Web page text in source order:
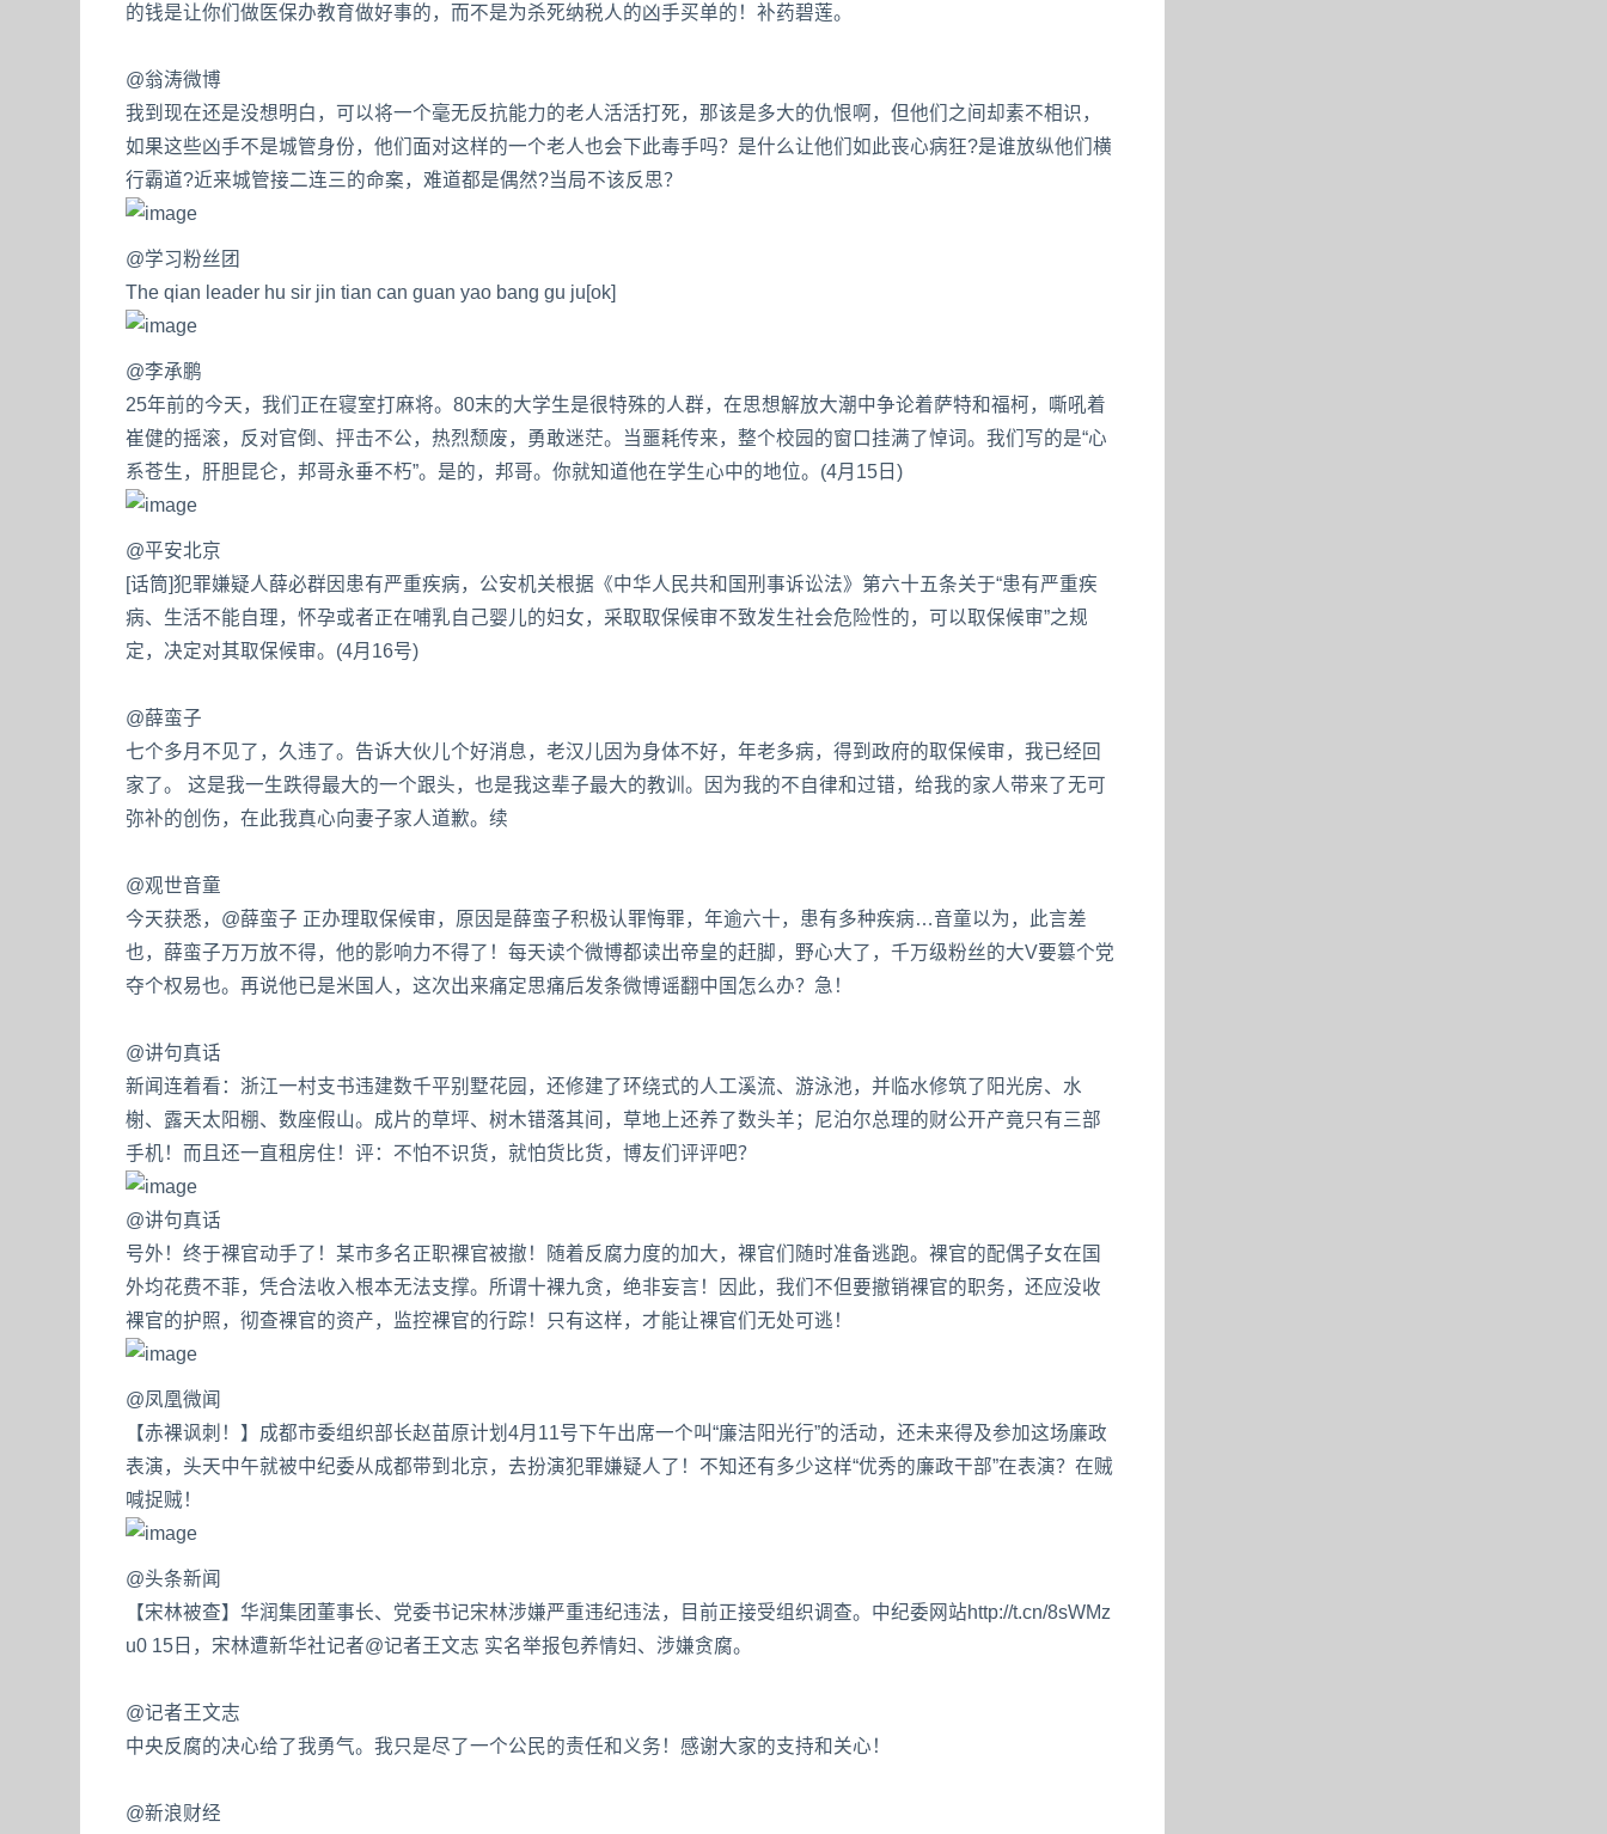
的钱是让你们做医保办教育做好事的，而不是为杀死纳税人的凶手买单的！补药碧莲。
@翁涛微博
我到现在还是没想明白，可以将一个毫无反抗能力的老人活活打死，那该是多大的仇恨啊，但他们之间却素不相识，
如果这些凶手不是城管身份，他们面对这样的一个老人也会下此毒手吗？是什么让他们如此丧心病狂?是谁放纵他们横
行霸道?近来城管接二连三的命案，难道都是偶然?当局不该反思？
@学习粉丝团
The qian leader hu sir jin tian can guan yao bang gu ju[ok]
@李承鹏
25年前的今天，我们正在寝室打麻将。80末的大学生是很特殊的人群，在思想解放大潮中争论着萨特和福柯，嘶吼着
崔健的摇滚，反对官倒、抨击不公，热烈颓废，勇敢迷茫。当噩耗传来，整个校园的窗口挂满了悼词。我们写的是“心
系苍生，肝胆昆仑，邦哥永垂不朽”。是的，邦哥。你就知道他在学生心中的地位。(4月15日)
@平安北京
[话筒]犯罪嫌疑人薛必群因患有严重疾病，公安机关根据《中华人民共和国刑事诉讼法》第六十五条关于“患有严重疾
病、生活不能自理，怀孕或者正在哺乳自己婴儿的妇女，采取取保候审不致发生社会危险性的，可以取保候审”之规
定，决定对其取保候审。(4月16号)
@薛蛮子
七个多月不见了，久违了。告诉大伙儿个好消息，老汉儿因为身体不好，年老多病，得到政府的取保候审，我已经回
家了。 这是我一生跌得最大的一个跟头，也是我这辈子最大的教训。因为我的不自律和过错，给我的家人带来了无可
弥补的创伤，在此我真心向妻子家人道歉。续
@观世音童
今天获悉，@薛蛮子 正办理取保候审，原因是薛蛮子积极认罪悔罪，年逾六十，患有多种疾病…音童以为，此言差
也，薛蛮子万万放不得，他的影响力不得了！每天读个微博都读出帝皇的赶脚，野心大了，千万级粉丝的大V要篡个党
夺个权易也。再说他已是米国人，这次出来痛定思痛后发条微博谣翻中国怎么办？急！
@讲句真话
新闻连着看：浙江一村支书违建数千平别墅花园，还修建了环绕式的人工溪流、游泳池，并临水修筑了阳光房、水
榭、露天太阳棚、数座假山。成片的草坪、树木错落其间，草地上还养了数头羊；尼泊尔总理的财公开产竟只有三部
手机！而且还一直租房住！评：不怕不识货，就怕货比货，博友们评评吧？
@讲句真话
号外！终于裸官动手了！某市多名正职裸官被撤！随着反腐力度的加大，裸官们随时准备逃跑。裸官的配偶子女在国
外均花费不菲，凭合法收入根本无法支撑。所谓十裸九贪，绝非妄言！因此，我们不但要撤销裸官的职务，还应没收
裸官的护照，彻查裸官的资产，监控裸官的行踪！只有这样，才能让裸官们无处可逃！
@凤凰微闻
【赤裸讽刺！】成都市委组织部长赵苗原计划4月11号下午出席一个叫“廉洁阳光行”的活动，还未来得及参加这场廉政
表演，头天中午就被中纪委从成都带到北京，去扮演犯罪嫌疑人了！不知还有多少这样“优秀的廉政干部”在表演？在贼
喊捉贼！
@头条新闻
【宋林被查】华润集团董事长、党委书记宋林涉嫌严重违纪违法，目前正接受组织调查。中纪委网站http://t.cn/8sWMz
u0 15日，宋林遭新华社记者@记者王文志 实名举报包养情妇、涉嫌贪腐。
@记者王文志
中央反腐的决心给了我勇气。我只是尽了一个公民的责任和义务！感谢大家的支持和关心！
@新浪财经